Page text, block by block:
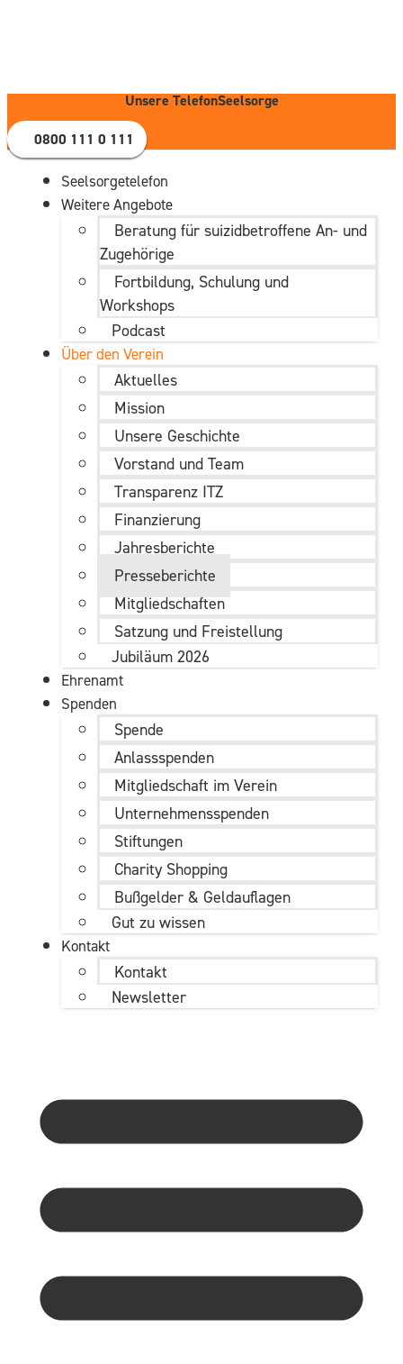
Unsere TelefonSeelsorge
0800 111 0 111
Seelsorgetelefon
Weitere Angebote
Beratung für suizidbetroffene An- und
Zugehörige
Fortbildung, Schulung und
Workshops
Podcast
Über den Verein
Aktuelles
Mission
Unsere Geschichte
Vorstand und Team
Transparenz ITZ
Finanzierung
Jahresberichte
Presseberichte
Mitgliedschaften
Satzung und Freistellung
Jubiläum 2026
Ehrenamt
Spenden
Spende
Anlassspenden
Mitgliedschaft im Verein
Unternehmens­spenden
Stiftungen
Charity Shopping
Bußgelder & Geldauflagen
Gut zu wissen
Kontakt
Kontakt
Newsletter